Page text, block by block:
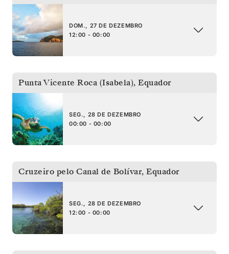
DOM., 27 DE DEZEMBRO
12:00 - 00:00
Punta Vicente Roca (Isabela), Equador
SEG., 28 DE DEZEMBRO
00:00 - 00:00
Cruzeiro pelo Canal de Bolívar, Equador
SEG., 28 DE DEZEMBRO
12:00 - 00:00